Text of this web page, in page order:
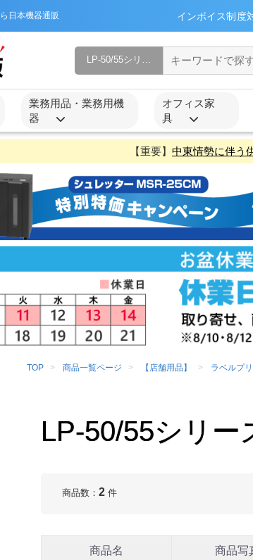
日本機器通販 インボイス制度
業務用品・業務用機
器
オフィス家
具
【重要】 中東情勢に伴う
TOP 商品一覧ページ 【店舗用品】 ラベルプ
LP-50/55シリー
商品数：2件
商品名 商品写